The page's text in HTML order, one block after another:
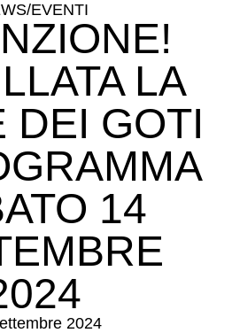
EVENTI
LA
DEI GOTI
14
2024